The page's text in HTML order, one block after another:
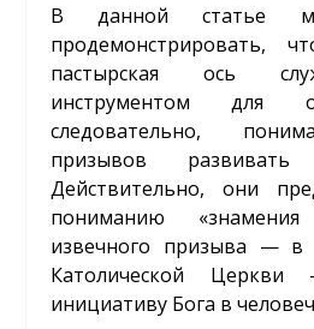
В данной статье
продемонстрировать,
пастырская ось
инструментом для
следовательно,
призывов
Действительно, они
пониманию
извечного призыва — в
Католической Церкви
инициативу Бога в